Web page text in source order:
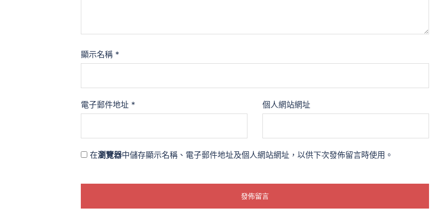
顯示名稱 *
電子郵件地址 * 個人網站網址
在瀏覽器中儲存顯示名稱、電子郵件地址及個人網站網址，以供下次發佈留言時使用。